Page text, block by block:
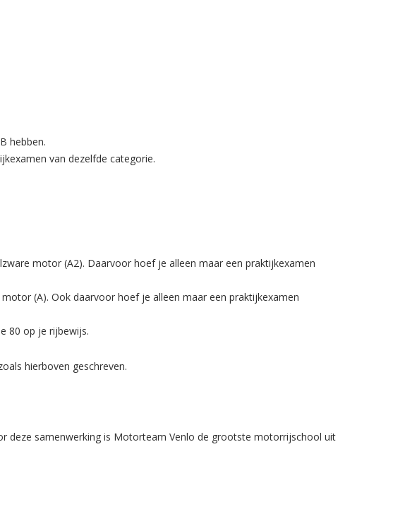
hebben.
van dezelfde categorie.
motor (A2). Daarvoor hoef je alleen maar een praktijkexamen
(A). Ook daarvoor hoef je alleen maar een praktijkexamen
80 op je rijbewijs.
hierboven geschreven.
deze samenwerking is Motorteam Venlo de grootste motorrijschool uit